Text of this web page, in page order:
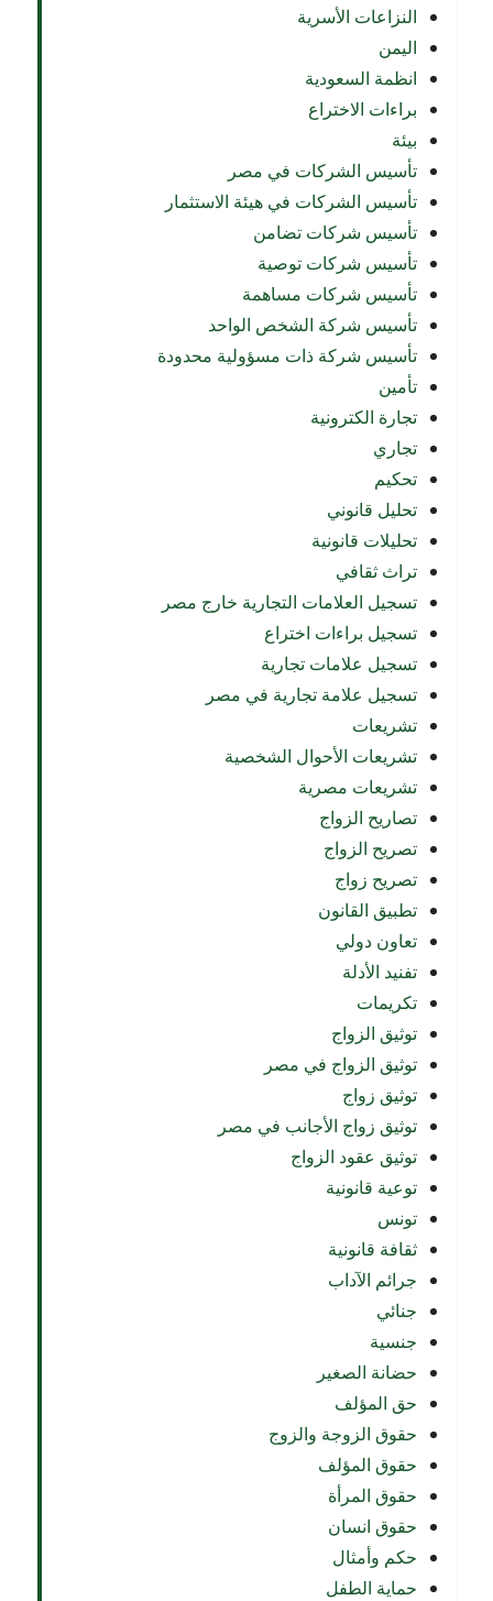
النزاعات الأسرية
اليمن
انظمة السعودية
براءات الاختراع
بيئة
تأسيس الشركات في مصر
تأسيس الشركات في هيئة الاستثمار
تأسيس شركات تضامن
تأسيس شركات توصية
تأسيس شركات مساهمة
تأسيس شركة الشخص الواحد
تأسيس شركة ذات مسؤولية محدودة
تأمين
تجارة الكترونية
تجاري
تحكيم
تحليل قانوني
تحليلات قانونية
تراث ثقافي
تسجيل العلامات التجارية خارج مصر
تسجيل براءات اختراع
تسجيل علامات تجارية
تسجيل علامة تجارية في مصر
تشريعات
تشريعات الأحوال الشخصية
تشريعات مصرية
تصاريح الزواج
تصريح الزواج
تصريح زواج
تطبيق القانون
تعاون دولي
تفنيد الأدلة
تكريمات
توثيق الزواج
توثيق الزواج في مصر
توثيق زواج
توثيق زواج الأجانب في مصر
توثيق عقود الزواج
توعية قانونية
تونس
ثقافة قانونية
جرائم الآداب
جنائي
جنسية
حضانة الصغير
حق المؤلف
حقوق الزوجة والزوج
حقوق المؤلف
حقوق المرأة
حقوق انسان
حكم وأمثال
حماية الطفل